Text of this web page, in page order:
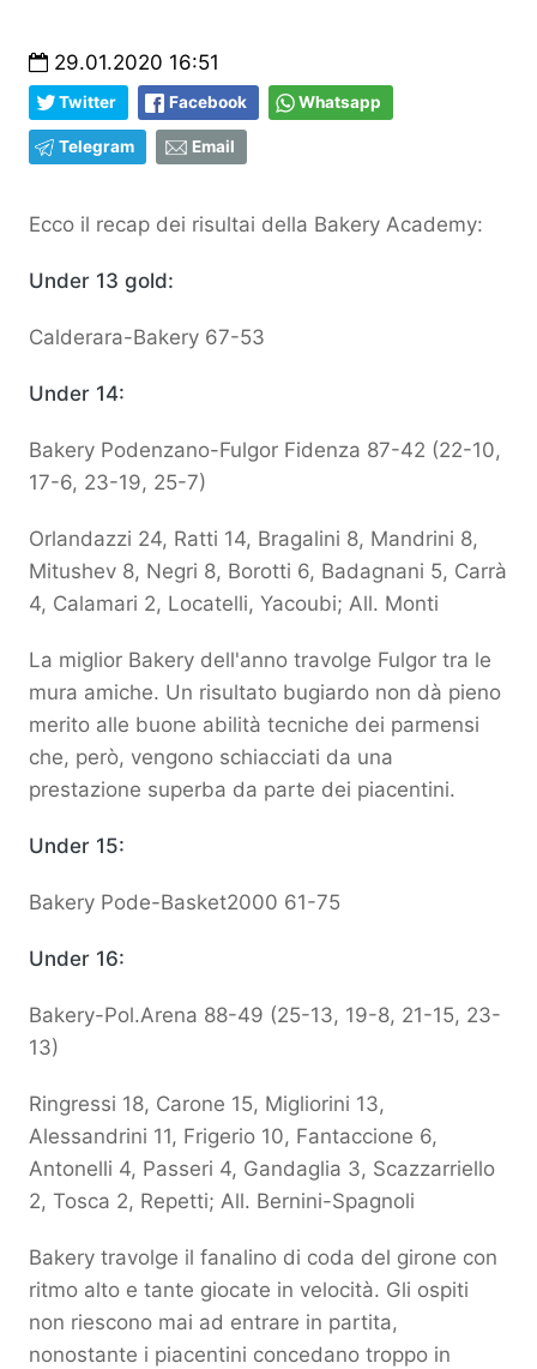
29.01.2020 16:51
Twitter Facebook Whatsapp
Telegram Email
Ecco il recap dei risultai della Bakery Academy:
Under 13 gold:
Calderara-Bakery 67-53
Under 14:
Bakery Podenzano-Fulgor Fidenza 87-42 (22-10,
17-6, 23-19, 25-7)
Orlandazzi 24, Ratti 14, Bragalini 8, Mandrini 8,
Mitushev 8, Negri 8, Borotti 6, Badagnani 5, Carrà
4, Calamari 2, Locatelli, Yacoubi; All. Monti
La miglior Bakery dell'anno travolge Fulgor tra le
mura amiche. Un risultato bugiardo non dà pieno
merito alle buone abilità tecniche dei parmensi
che, però, vengono schiacciati da una
prestazione superba da parte dei piacentini.
Under 15:
Bakery Pode-Basket2000 61-75
Under 16:
Bakery-Pol.Arena 88-49 (25-13, 19-8, 21-15, 23-
13)
Ringressi 18, Carone 15, Migliorini 13,
Alessandrini 11, Frigerio 10, Fantaccione 6,
Antonelli 4, Passeri 4, Gandaglia 3, Scazzarriello
2, Tosca 2, Repetti; All. Bernini-Spagnoli
Bakery travolge il fanalino di coda del girone con
ritmo alto e tante giocate in velocità. Gli ospiti
non riescono mai ad entrare in partita,
nonostante i piacentini concedano troppo in